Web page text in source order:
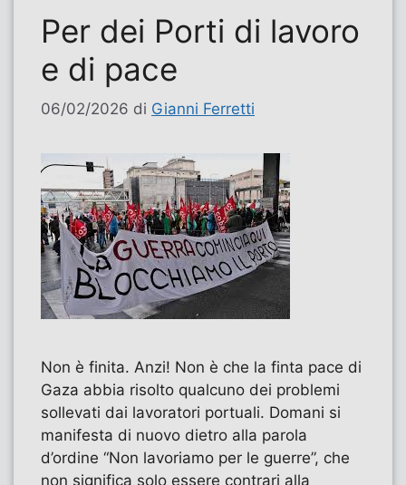
Per dei Porti di lavoro
e di pace
06/02/2026 di Gianni Ferretti
Non è finita. Anzi! Non è che la finta pace di
Gaza abbia risolto qualcuno dei problemi
sollevati dai lavoratori portuali. Domani si
manifesta di nuovo dietro alla parola
d’ordine “Non lavoriamo per le guerre”, che
non significa solo essere contrari alla